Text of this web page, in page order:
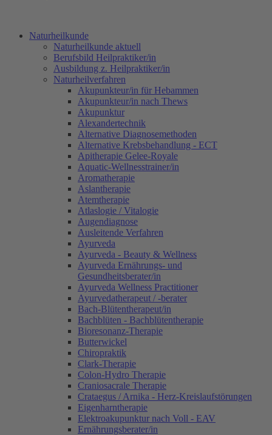
Naturheilkunde
Naturheilkunde aktuell
Berufsbild Heilpraktiker/in
Ausbildung z. Heilpraktiker/in
Naturheilverfahren
Akupunkteur/in für Hebammen
Akupunkteur/in nach Thews
Akupunktur
Alexandertechnik
Alternative Diagnosemethoden
Alternative Krebsbehandlung - ECT
Apitherapie Gelee-Royale
Aquatic-Wellnesstrainer/in
Aromatherapie
Aslantherapie
Atemtherapie
Atlaslogie / Vitalogie
Augendiagnose
Ausleitende Verfahren
Ayurveda
Ayurveda - Beauty & Wellness
Ayurveda Ernährungs- und
Gesundheitsberater/in
Ayurveda Wellness Practitioner
Ayurvedatherapeut / -berater
Bach-Blütentherapeut/in
Bachblüten - Bachblütentherapie
Bioresonanz-Therapie
Butterwickel
Chiropraktik
Clark-Therapie
Colon-Hydro Therapie
Craniosacrale Therapie
Crataegus / Arnika - Herz-Kreislaufstörungen
Eigenharntherapie
Elektroakupunktur nach Voll - EAV
Ernährungsberater/in